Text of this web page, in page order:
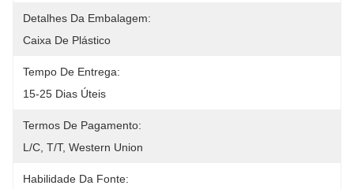
Detalhes Da Embalagem:
Caixa De Plástico
Tempo De Entrega:
15-25 Dias Úteis
Termos De Pagamento:
L/C, T/T, Western Union
Habilidade Da Fonte: